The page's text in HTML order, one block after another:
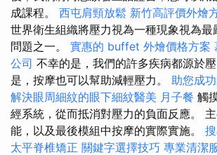
成課程。 西屯肩頸放鬆 新竹高評價外燴
世界衛生組織將壓力視為一種現象視為最
問題之一。 實惠的 buffet 外燴價格方案
公司 不幸的是，我們的許多疾病都源於
是，按摩也可以幫助減輕壓力。 助您成
解決眼周細紋的眼下細紋醫美 月子餐 觸
經系統，從而抵消對壓力的負面反應。
能，以及最後模組中按摩的實際實施。
太平脊椎矯正 關鍵字選擇技巧 專業清潔